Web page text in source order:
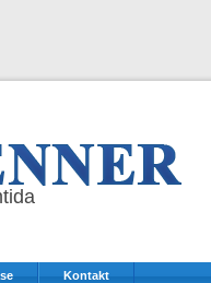
Kontakt